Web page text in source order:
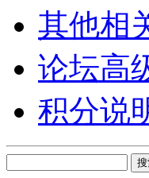
其他相
论坛高
积分说